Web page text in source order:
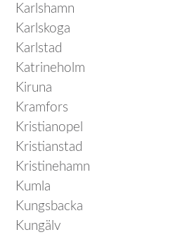
Karlshamn
Karlskoga
Karlstad
Katrineholm
Kiruna
Kramfors
Kristianopel
Kristianstad
Kristinehamn
Kumla
Kungsbacka
Kungälv